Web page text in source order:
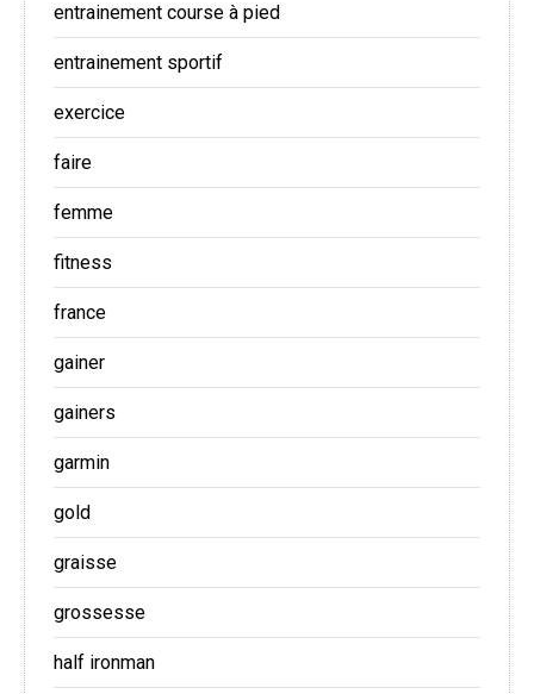
entrainement course à pied
entrainement sportif
exercice
faire
femme
fitness
france
gainer
gainers
garmin
gold
graisse
grossesse
half ironman